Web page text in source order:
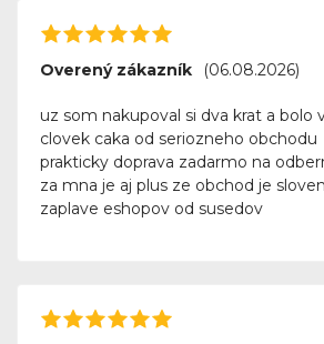
Overený zákazník (06.08.2026)
uz som nakupoval si dva krat a bolo
clovek caka od seriozneho obchodu
prakticky doprava zadarmo na
za mna je aj plus ze obchod je
zaplave eshopov od susedov